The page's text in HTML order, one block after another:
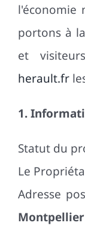
Notre Asso
l'économie
portons à
et
herault.fr
1.
Statut du
Le
Adresse
Montpellier